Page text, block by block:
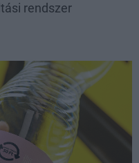
rendszer